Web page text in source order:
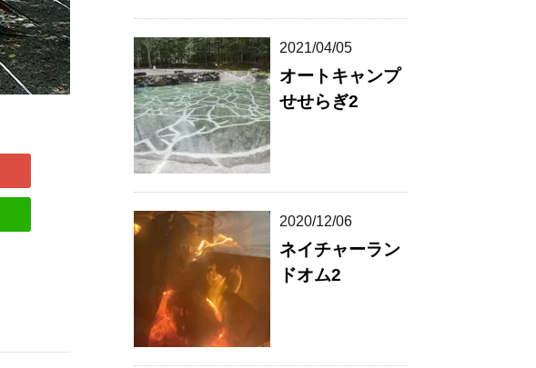
2021/04/05
オートキャンプ
せせらぎ2
2020/12/06
ネイチャーラン
ドオム2